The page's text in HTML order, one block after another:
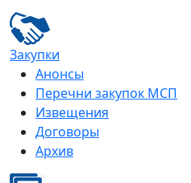
Закупки
Анонсы
Перечни закупок МСП
Извещения
Договоры
Архив